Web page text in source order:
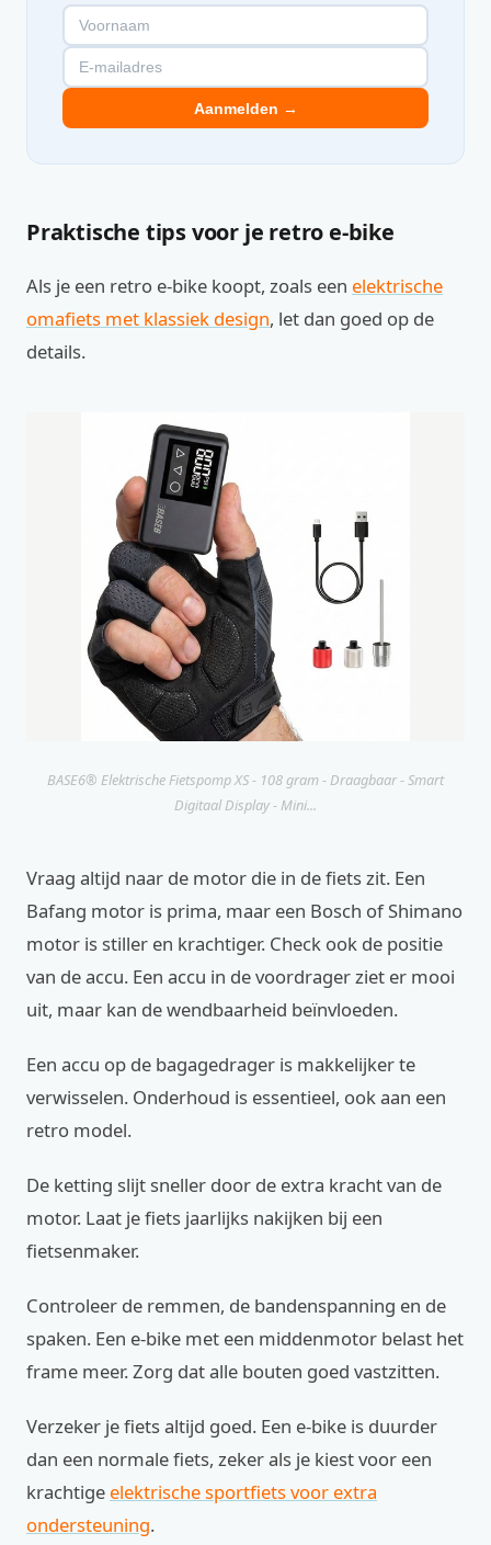
Aanmelden →
Praktische tips voor je retro e-bike
Als je een retro e-bike koopt, zoals een elektrische
omafiets met klassiek design, let dan goed op de
details.
BASE6® Elektrische Fietspomp XS - 108 gram - Draagbaar - Smart
Digitaal Display - Mini...
Vraag altijd naar de motor die in de fiets zit. Een
Bafang motor is prima, maar een Bosch of Shimano
motor is stiller en krachtiger. Check ook de positie
van de accu. Een accu in de voordrager ziet er mooi
uit, maar kan de wendbaarheid beïnvloeden.
Een accu op de bagagedrager is makkelijker te
verwisselen. Onderhoud is essentieel, ook aan een
retro model.
De ketting slijt sneller door de extra kracht van de
motor. Laat je fiets jaarlijks nakijken bij een
fietsenmaker.
Controleer de remmen, de bandenspanning en de
spaken. Een e-bike met een middenmotor belast het
frame meer. Zorg dat alle bouten goed vastzitten.
Verzeker je fiets altijd goed. Een e-bike is duurder
dan een normale fiets, zeker als je kiest voor een
krachtige elektrische sportfiets voor extra
ondersteuning.